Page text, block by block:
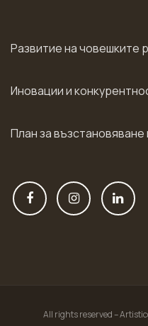
Развитие на човешките
Иновации и
План за
All rights reserved –